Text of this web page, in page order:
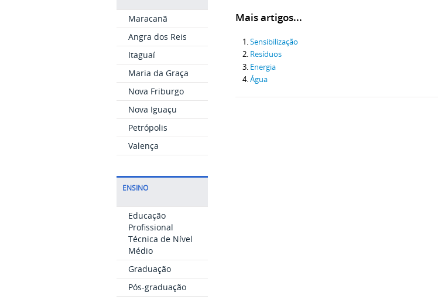
Maracanã
Angra dos Reis
Itaguaí
Maria da Graça
Nova Friburgo
Nova Iguaçu
Petrópolis
Valença
ENSINO
Educação
Profissional
Técnica de Nível
Médio
Graduação
Pós-graduação
Mais artigos...
Sensibilização
Resíduos
Energia
Água